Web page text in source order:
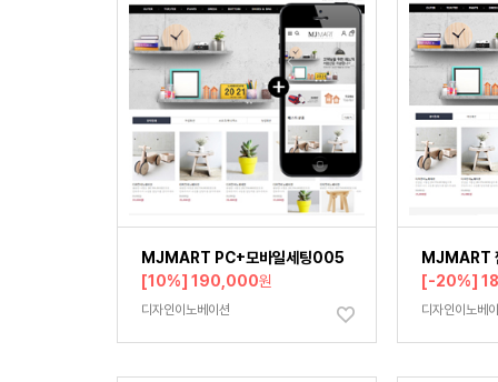
MJMART PC+모바일세팅005
[10%] 190,000원
디자인이노베이션
MJMART
[-20%]
디자인이노베